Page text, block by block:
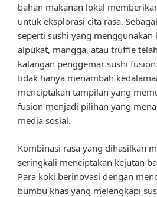
bahan makanan lokal
untuk eksplorasi cita rasa.
seperti sushi yang menggunakan
alpukat, mangga, atau truffle
kalangan penggemar sushi
tidak hanya menambah
menciptakan tampilan yang
fusion menjadi pilihan yang
media sosial.
Kombinasi rasa yang dihasilkan
seringkali menciptakan kejutan
Para koki berinovasi dengan
bumbu khas yang melengkapi